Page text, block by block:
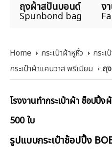
ถุงผ้าสปันบอนด์
Spunbond bag
ง
Home กระเป๋าผ้าหูหิ้ว
กระเ
กระเป๋าผ้าแคนวาส พรีเมียม
ถุ
โรงงานทำกระเป๋าผ้า ช็อปปิ้
500 ใบ
รูปแบบกระเป๋าช้อปปิ้ง